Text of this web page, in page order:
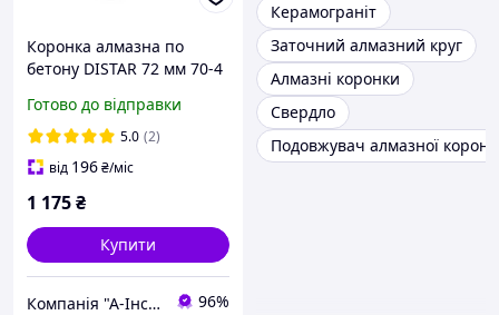
Коронка алмазна по
бетону DISTAR 72 мм 70-4
(10170085445)
Готово до відправки
5.0 (2)
від 196₴/міс
1 175₴
Купити
Компанія "А-Інструмент" 96%
Керамограніт
Заточний алмазний круг
Алмазні коронки
Свердло
Подовжувач алмазної